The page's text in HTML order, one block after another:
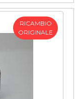
RICAMBIO
ORIGINALE